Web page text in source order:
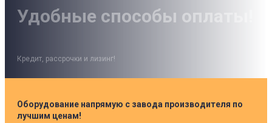
Удобные способы оплаты!
Кредит, рассрочки и лизинг!
Оборудование напрямую с завода производителя по
лучшим ценам!